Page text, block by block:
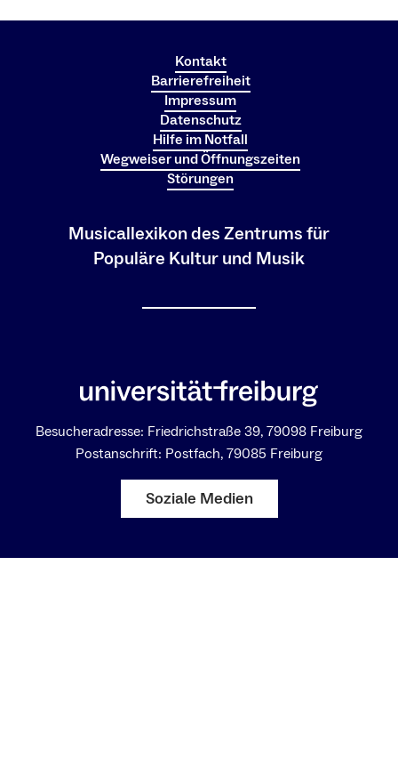
Kontakt
Barrierefreiheit
Impressum
Datenschutz
Hilfe im Notfall
Wegweiser und Öffnungszeiten
Störungen
Musicallexikon des Zentrums für
Populäre Kultur und Musik
Besucheradresse: Friedrichstraße 39, 79098 Freiburg
Postanschrift: Postfach, 79085 Freiburg
Soziale Medien